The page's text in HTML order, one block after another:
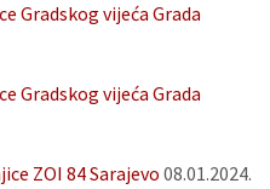
Gradskog vijeća Grada
Gradskog vijeća Grada
ZOI 84 Sarajevo 08.01.2024.